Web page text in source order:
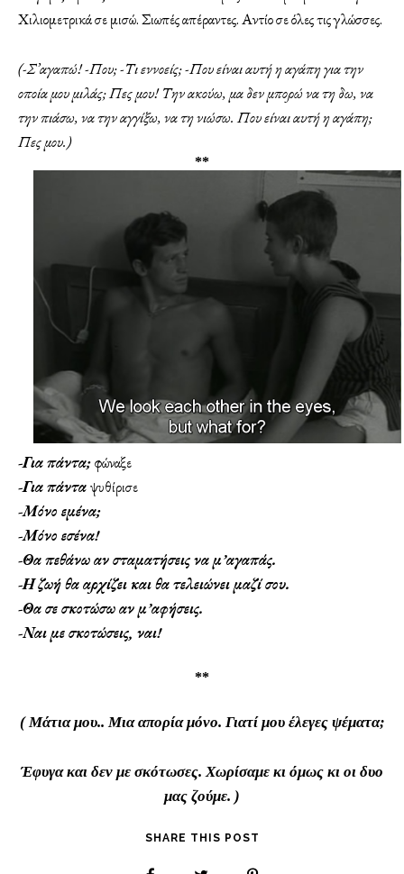
Χιλιομετρικά σε μισώ. Σιωπές απέραντες. Αντίο σε όλες τις γλώσσες.
(-Σ’αγαπώ!-Που;-Τι εννοείς;-Που είναι αυτή η αγάπη για την
οποία μου μιλάς;Πες μου!Την ακούω, μα δεν μπορώ να τη δω, να
την πιάσω, να την αγγίξω, να τη νιώσω.Που είναι αυτή η αγάπη;
Πες μου.)
**
-Για πάντα;φώναξε
-Για πάνταψυθίρισε
-Μόνο εμένα;
-Μόνο εσένα!
-Θα πεθάνω αν σταματήσεις να μ’αγαπάς.
-Η ζωή θα αρχίζει και θα τελειώνει μαζί σου.
-Θα σε σκοτώσω αν μ’αφήσεις.
-Ναι με σκοτώσεις, ναι!
**
( Μάτια μου.. Μια απορία μόνο. Γιατί μου έλεγες ψέματα;
Έφυγα και δεν με σκότωσες. Χωρίσαμε κι όμως κι οι δυο
μας ζούμε. )
SHARE THIS POST